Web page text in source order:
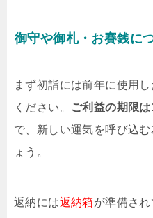
御守や御札・お賽銭に
まず初詣には前年に使用
ください。
ご利益の期限は
で、新しい運気を呼び込
ょう。
返納には返納箱が準備さ